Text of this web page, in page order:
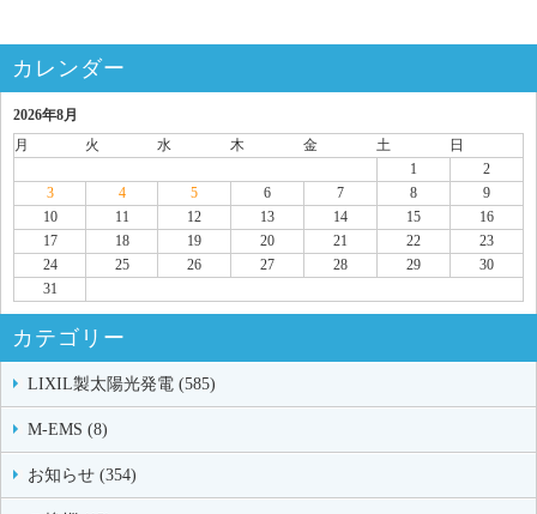
カレンダー
2026年8月
月
火 水 木 金 土
日
1
2
3
4 5 6 7 8
9
10
11 12 13 14 15
16
17
18 19 20 21 22
23
24
25 26 27 28 29
30
31
カテゴリー
LIXIL製太陽光発電 (585)
M-EMS (8)
お知らせ (354)